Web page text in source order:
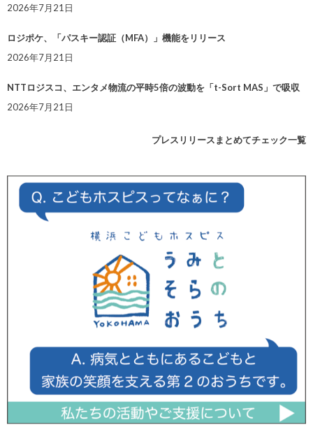
2026年7月21日
ロジポケ、「パスキー認証（MFA）」機能をリリース
2026年7月21日
NTTロジスコ、エンタメ物流の平時5倍の波動を「t-Sort MAS」で吸収
2026年7月21日
プレスリリースまとめてチェック一覧